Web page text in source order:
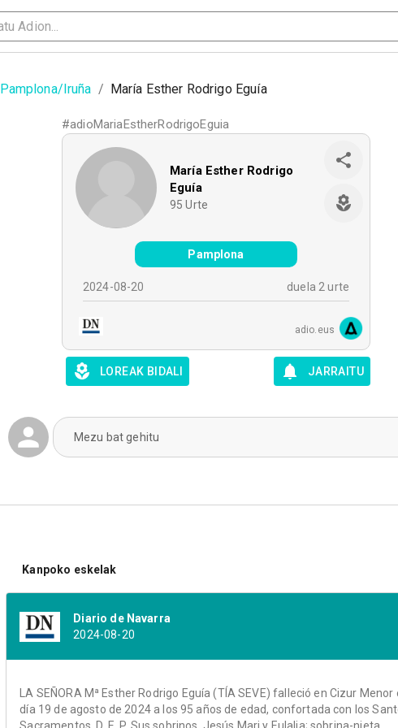
Pamplona/Iruña / María Esther Rodrigo Eguía
#adioMariaEstherRodrigoEguia
María Esther Rodrigo
Eguía
95 Urte
Pamplona
2024-08-20 duela 2 urte
adio.eus
LOREAK BIDALI JARRAITU
Mezu bat gehitu
Kanpoko eskelak
Diario de Navarra
2024-08-20
LA SEÑORA Mª Esther Rodrigo Eguía (TÍA SEVE) falleció en Cizur Menor
día 19 de agosto de 2024 a los 95 años de edad, confortada con los